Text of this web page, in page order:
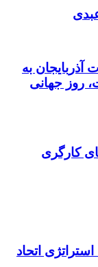
آذربایجان به
۱۱ اردیبهشت، روز جهانی
کارگری
اتحاد